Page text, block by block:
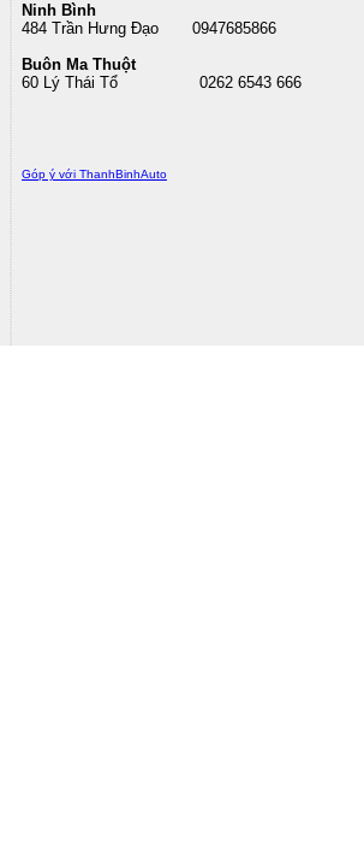
Ninh Bình
484 Trần Hưng Đạo 0947685866
Buôn Ma Thuột
60 Lý Thái Tổ 0262 6543 666
Góp ý với ThanhBinhAuto